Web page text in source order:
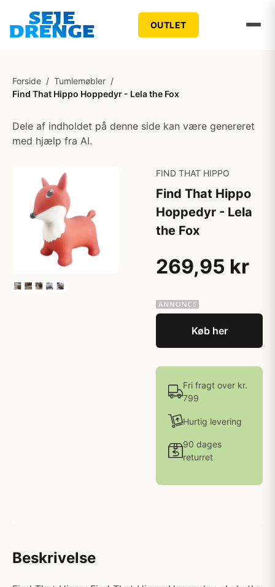
OUTLET
Forside / Tumlemøbler /
Find That Hippo Hoppedyr - Lela the Fox
Dele af indholdet på denne side kan være genereret
med hjælp fra AI.
FIND THAT HIPPO
Find That Hippo
Hoppedyr - Lela
the Fox
269,95 kr
Køb her
Fri fragt over kr.
799
Hurtig levering
90 dages
returret
Beskrivelse